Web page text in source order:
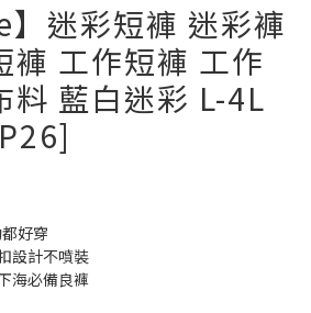
】迷彩短褲 迷彩褲
褲 工作短褲 工作
料 藍白迷彩 L-4L
好穿
設計不噴裝
海必備良褲